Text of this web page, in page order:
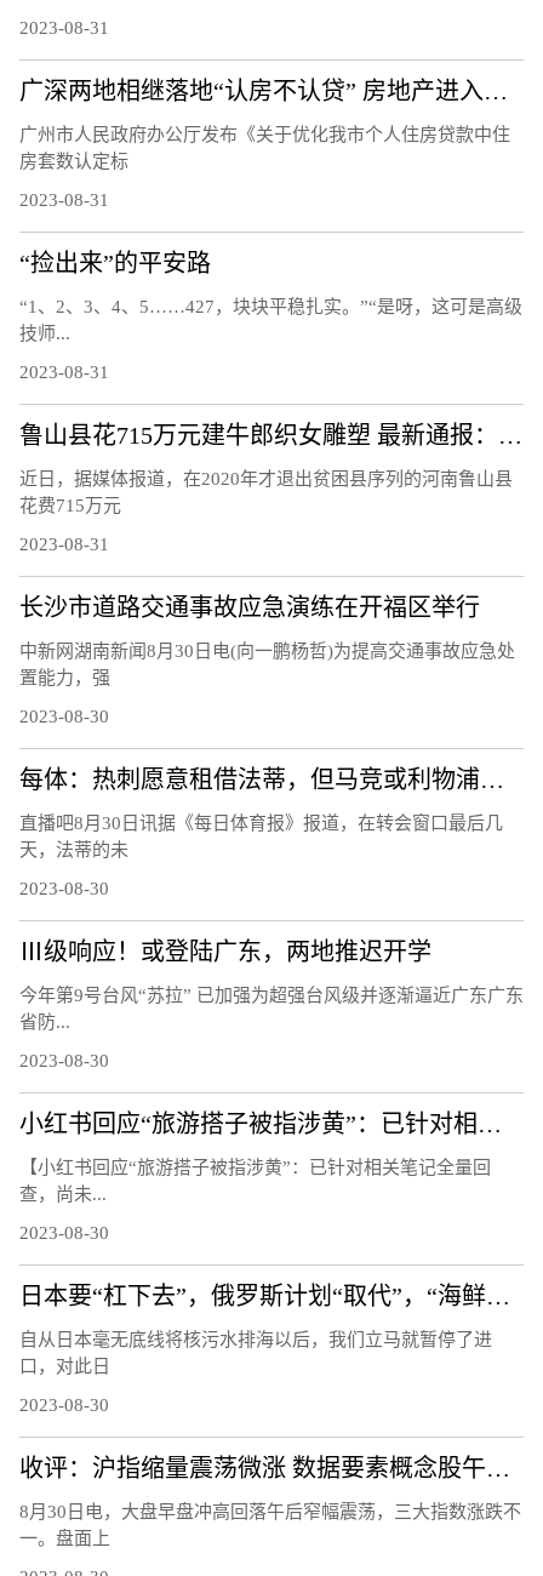
2023-08-31
广深两地相继落地“认房不认贷” 房地产进入政策利好密集出台期
广州市人民政府办公厅发布《关于优化我市个人住房贷款中住
房套数认定标
2023-08-31
“捡出来”的平安路
“1、2、3、4、5……427，块块平稳扎实。”“是呀，这可是高级
技师...
2023-08-31
鲁山县花715万元建牛郎织女雕塑 最新通报：县住建局局长免职
近日，据媒体报道，在2020年才退出贫困县序列的河南鲁山县
花费715万元
2023-08-31
长沙市道路交通事故应急演练在开福区举行
中新网湖南新闻8月30日电(向一鹏杨哲)为提高交通事故应急处
置能力，强
2023-08-30
每体：热刺愿意租借法蒂，但马竞或利物浦比热刺更能吸引这名球员
直播吧8月30日讯据《每日体育报》报道，在转会窗口最后几
天，法蒂的未
2023-08-30
Ⅲ级响应！或登陆广东，两地推迟开学
今年第9号台风“苏拉” 已加强为超强台风级并逐渐逼近广东广东
省防...
2023-08-30
小红书回应“旅游搭子被指涉黄”：已针对相关笔记全量回查尚未发现所反映的问题 具体是什么情况?
【小红书回应“旅游搭子被指涉黄”：已针对相关笔记全量回
查，尚未...
2023-08-30
日本要“杠下去”，俄罗斯计划“取代”，“海鲜博弈”拉开大幕
自从日本毫无底线将核污水排海以后，我们立马就暂停了进
口，对此日
2023-08-30
收评：沪指缩量震荡微涨 数据要素概念股午后集体走强
8月30日电，大盘早盘冲高回落午后窄幅震荡，三大指数涨跌不
一。盘面上